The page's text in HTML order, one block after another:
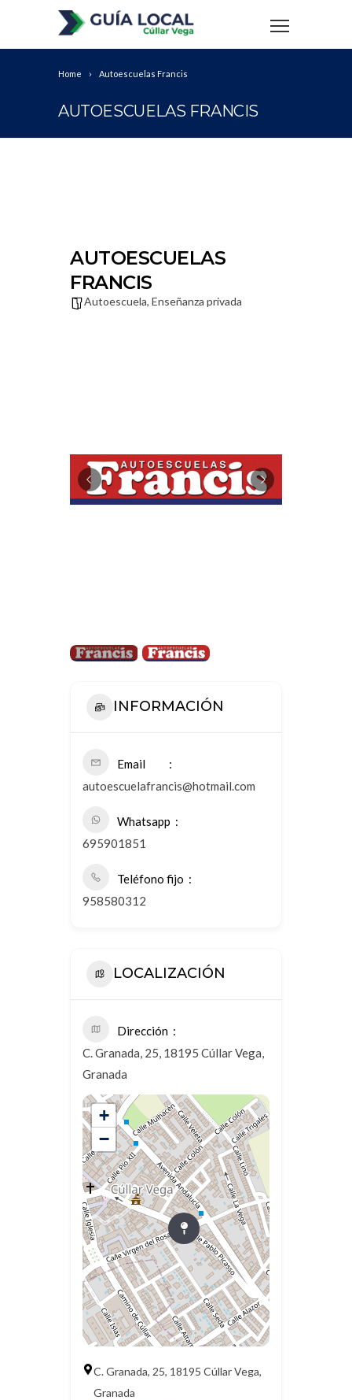
Home Autoescuelas Francis
AUTOESCUELAS FRANCIS
AUTOESCUELAS
FRANCIS
Autoescuela, Enseñanza privada
INFORMACIÓN
Email
autoescuelafrancis@hotmail.com
Whatsapp
695901851
Teléfono fijo
958580312
LOCALIZACIÓN
Dirección
C. Granada, 25, 18195 Cúllar Vega,
Granada
+
−
C. Granada, 25, 18195 Cúllar Vega,
Granada